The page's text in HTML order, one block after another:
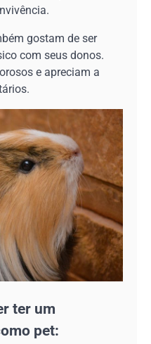
gostam de ser
com seus donos.
e apreciam a
ter um
pet: